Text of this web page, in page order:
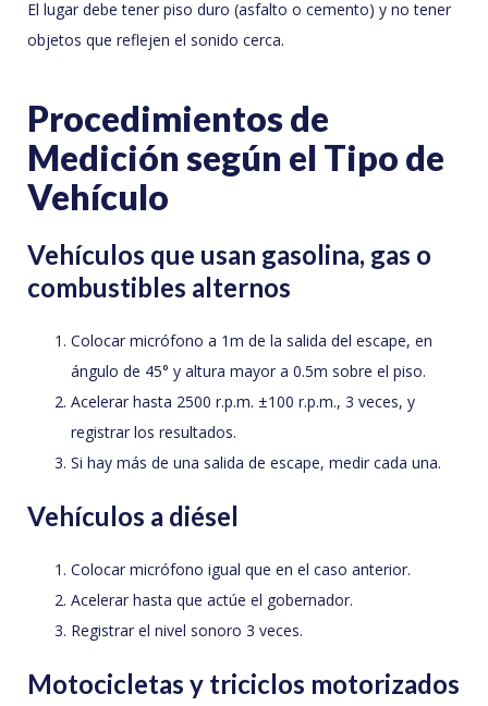
El lugar debe tener piso duro (asfalto o cemento) y no tener
objetos que reflejen el sonido cerca.
Procedimientos de
Medición según el Tipo de
Vehículo
Vehículos que usan gasolina, gas o
combustibles alternos
Colocar micrófono a 1m de la salida del escape, en
ángulo de 45° y altura mayor a 0.5m sobre el piso.
Acelerar hasta 2500 r.p.m. ±100 r.p.m., 3 veces, y
registrar los resultados.
Si hay más de una salida de escape, medir cada una.
Vehículos a diésel
Colocar micrófono igual que en el caso anterior.
Acelerar hasta que actúe el gobernador.
Registrar el nivel sonoro 3 veces.
Motocicletas y triciclos motorizados